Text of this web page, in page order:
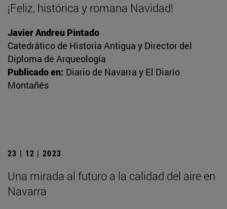
¡Feliz, histórica y romana Navidad!
Javier Andreu Pintado
Catedrático de Historia Antigua y Director del
Diploma de Arqueología
Publicado en: Diario de Navarra y El Diario
Montañés
23 | 12 | 2023
Una mirada al futuro a la calidad del aire en
Navarra